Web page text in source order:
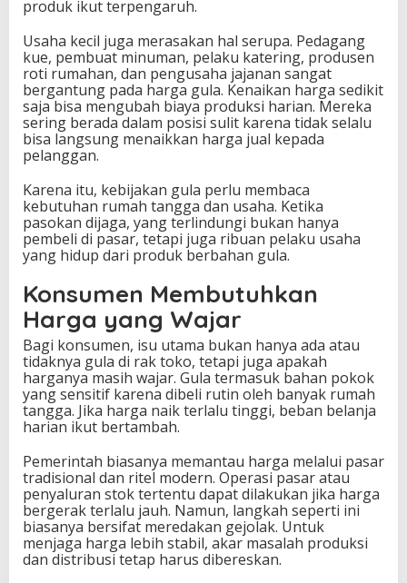
produk ikut terpengaruh.
Usaha kecil juga merasakan hal serupa. Pedagang
kue, pembuat minuman, pelaku katering, produsen
roti rumahan, dan pengusaha jajanan sangat
bergantung pada harga gula. Kenaikan harga sedikit
saja bisa mengubah biaya produksi harian. Mereka
sering berada dalam posisi sulit karena tidak selalu
bisa langsung menaikkan harga jual kepada
pelanggan.
Karena itu, kebijakan gula perlu membaca
kebutuhan rumah tangga dan usaha. Ketika
pasokan dijaga, yang terlindungi bukan hanya
pembeli di pasar, tetapi juga ribuan pelaku usaha
yang hidup dari produk berbahan gula.
Konsumen Membutuhkan
Harga yang Wajar
Bagi konsumen, isu utama bukan hanya ada atau
tidaknya gula di rak toko, tetapi juga apakah
harganya masih wajar. Gula termasuk bahan pokok
yang sensitif karena dibeli rutin oleh banyak rumah
tangga. Jika harga naik terlalu tinggi, beban belanja
harian ikut bertambah.
Pemerintah biasanya memantau harga melalui pasar
tradisional dan ritel modern. Operasi pasar atau
penyaluran stok tertentu dapat dilakukan jika harga
bergerak terlalu jauh. Namun, langkah seperti ini
biasanya bersifat meredakan gejolak. Untuk
menjaga harga lebih stabil, akar masalah produksi
dan distribusi tetap harus dibereskan.